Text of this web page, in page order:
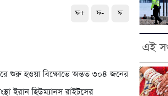
ফ+ ফ- ফ
শুরু হওয়া বিক্ষোভে অন্তত ৩০৪ জনের
ইরান হিউম্যানস রাইটসের
এই